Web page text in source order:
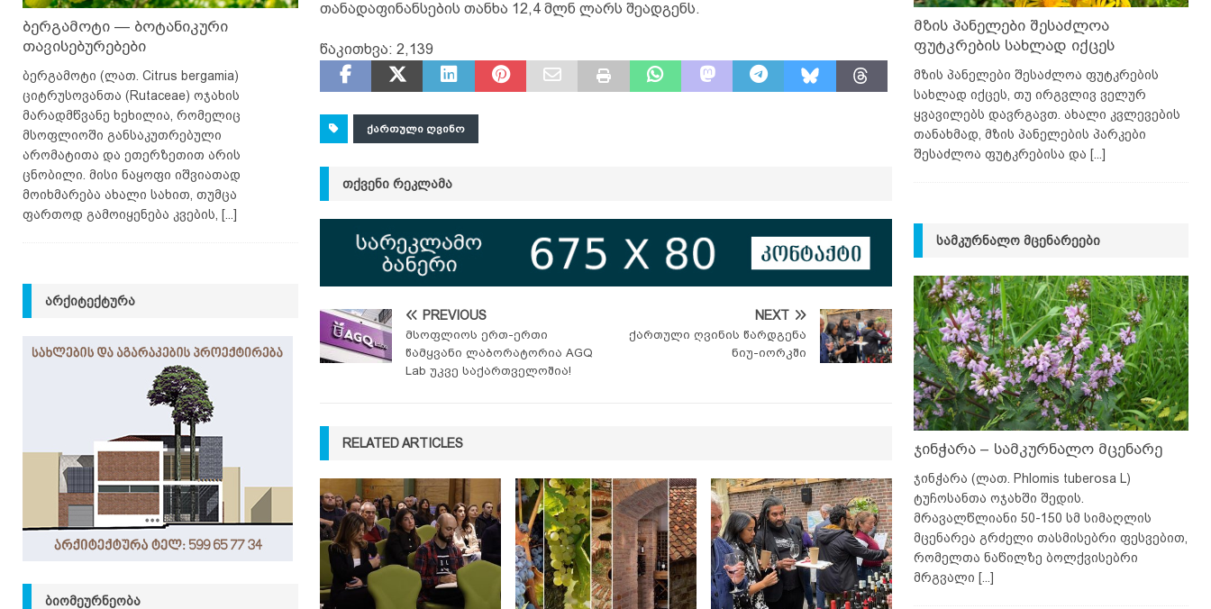
თანადაფინანსების თანხა 12,4 მლნ ლარს შეადგენს.
წაკითხვა: 2,139
ᲥᲐᲠᲗᲣᲚᲘ ᲦᲕᲘᲜᲝ
ᲗᲥᲕᲔᲜᲘ ᲠᲔᲙᲚᲐᲛᲐ
PREVIOUS
მსოფლიოს ერთ-ერთი
წამყვანი ლაბორატორია AGQ
Lab უკვე საქართველოშია!
NEXT
ქართული ღვინის წარდგენა
ნიუ-იორკში
RELATED ARTICLES
ბერგამოტი — ბოტანიკური
თავისებურებები
ბერგამოტი (ლათ. Citrus bergamia)
ციტრუსოვანთა (Rutaceae) ოჯახის
მარადმწვანე ხეხილია, რომელიც
მსოფლიოში განსაკუთრებული
არომატითა და ეთერზეთით არის
ცნობილი. მისი ნაყოფი იშვიათად
მოიხმარება ახალი სახით, თუმცა
ფართოდ გამოიყენება კვების,
[...]
ᲐᲠᲥᲘᲢᲔᲥᲢᲣᲠᲐ
ᲑᲘᲝᲛᲔᲣᲠᲜᲔᲝᲑᲐ
მზის პანელები შესაძლოა
ფუტკრების სახლად იქცეს
მზის პანელები შესაძლოა ფუტკრების
სახლად იქცეს, თუ ირგვლივ ველურ
ყვავილებს დავრგავთ. ახალი კვლევების
თანახმად, მზის პანელების პარკები
შესაძლოა ფუტკრებისა და [...]
ᲡᲐᲛᲙᲣᲠᲜᲐᲚᲝ ᲛᲪᲔᲜᲐᲠᲔᲔᲑᲘ
ჯინჭარა – სამკურნალო მცენარე
ჯინჭარა (ლათ. Phlomis tuberosa L)
ტუჩოსანთა ოჯახში შედის.
მრავალწლიანი 50-150 სმ სიმაღლის
მცენარეა გრძელი თასმისებრი ფესვებით,
რომელთა ნაწილზე ბოლქვისებრი
მრგვალი [...]